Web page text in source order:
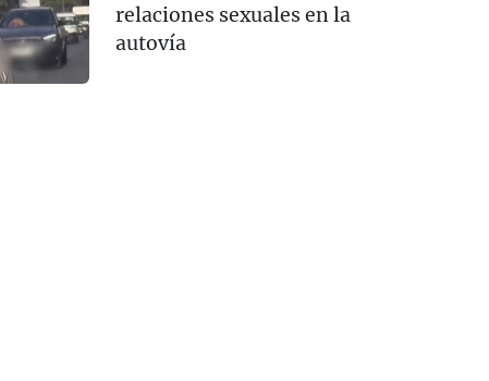
relaciones sexuales en la
autovía